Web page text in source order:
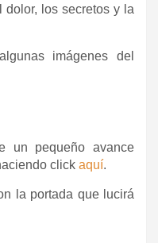
los secretos y la
imágenes del
un pequeño avance
click aquí.
la portada que lucirá